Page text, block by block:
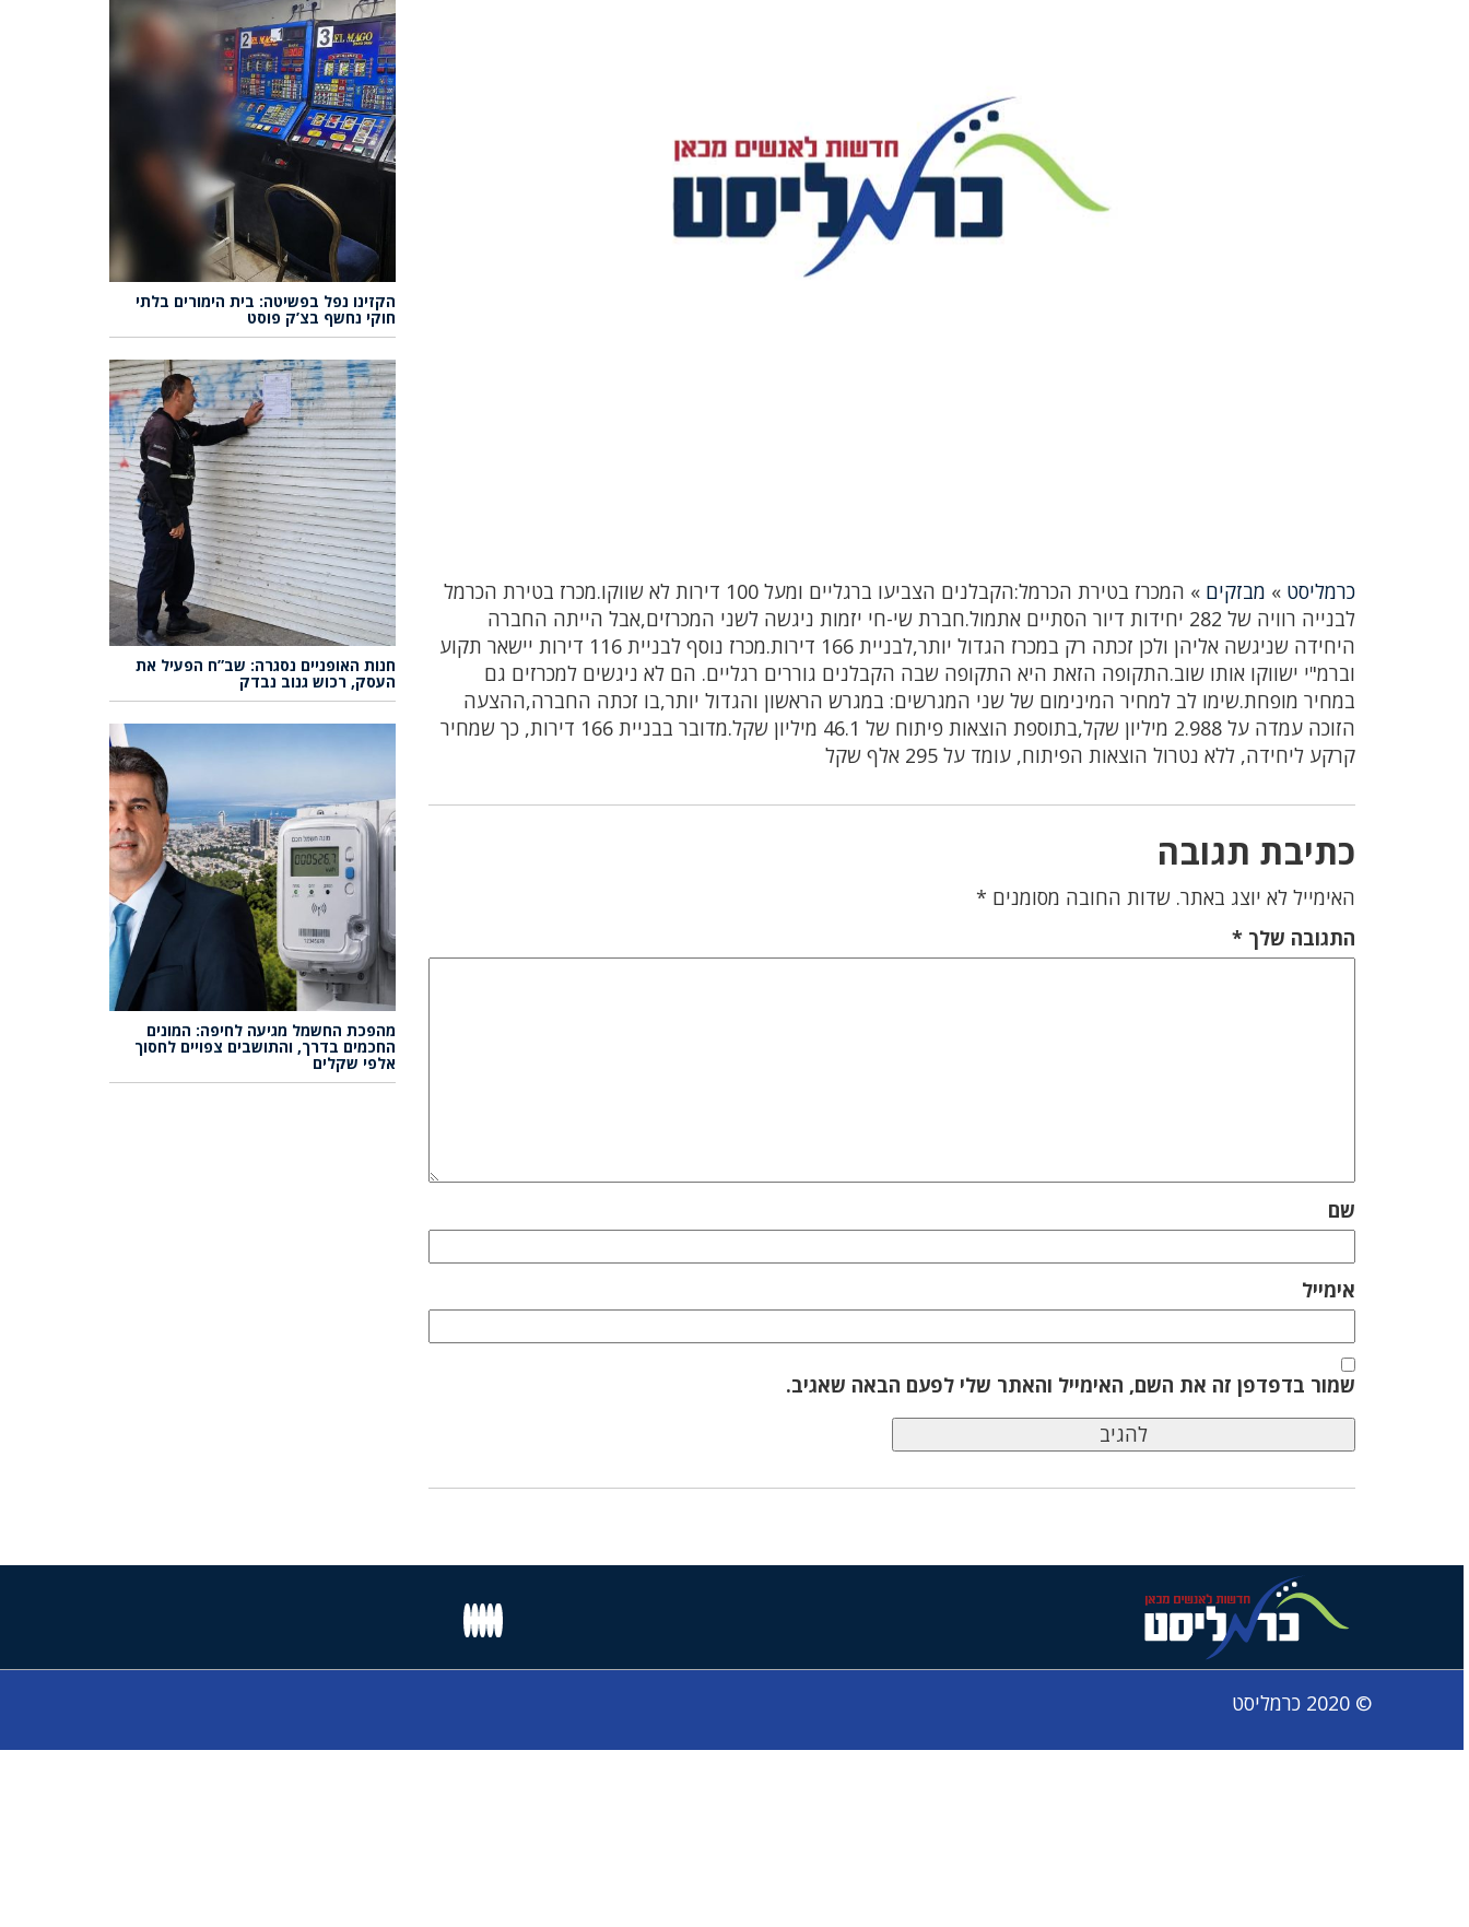
כרמליסט » מבזקים »
המכרז בטירת הכרמל:הקבלנים הצביעו ברגליים ומעל 100 דירות לא שווקו.מכרז בטירת הכרמל
לבנייה רוויה של 282 יחידות דיור הסתיים אתמול.חברת שי-חי יזמות ניגשה לשני המכרזים,אבל הייתה החברה
היחידה שניגשה אליהן ולכן זכתה רק במכרז הגדול יותר,לבניית 166 דירות.מכרז נוסף לבניית 116 דירות יישאר תקוע
וברמ"י ישווקו אותו שוב.התקופה הזאת היא התקופה שבה הקבלנים גוררים רגליים. הם לא ניגשים למכרזים גם
במחיר מופחת.שימו לב למחיר המינימום של שני המגרשים: במגרש הראשון והגדול יותר,בו זכתה החברה,ההצעה
הזוכה עמדה על 2.988 מיליון שקל,בתוספת הוצאות פיתוח של 46.1 מיליון שקל.מדובר בבניית 166 דירות, כך שמחיר
קרקע ליחידה, ללא נטרול הוצאות הפיתוח, עומד על 295 אלף שקל
כתיבת תגובה
האימייל לא יוצג באתר. שדות החובה מסומנים *
התגובה שלך*
שם
אימייל
שמור בדפדפן זה את השם, האימייל והאתר שלי לפעם הבאה שאגיב.
הקזינו נפל בפשיטה: בית הימורים בלתי
חוקי נחשף בצ’ק פוסט
חנות האופניים נסגרה: שב”ח הפעיל את
העסק, רכוש גנוב נבדק
מהפכת החשמל מגיעה לחיפה: המונים
החכמים בדרך, והתושבים צפויים לחסוך
אלפי שקלים
© 2020 כרמליסט